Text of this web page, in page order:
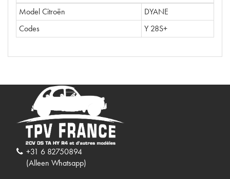
Model Citroën
DYANE
Codes
Y 28S+
+31 6 82750894
(Alleen Whatsapp)